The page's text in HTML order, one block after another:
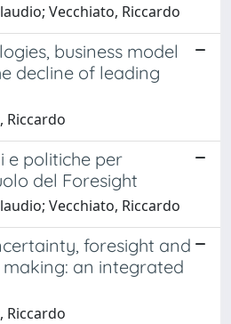
Vecchiato, Riccardo
business model
decline of leading
Riccardo
e politiche per
del Foresight
Vecchiato, Riccardo
foresight and
an integrated
Riccardo